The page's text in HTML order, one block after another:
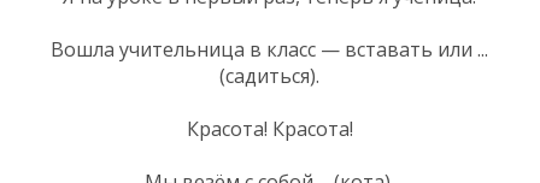
Вошла учительница в класс — вставать или ...
(садиться).
Красота! Красота!